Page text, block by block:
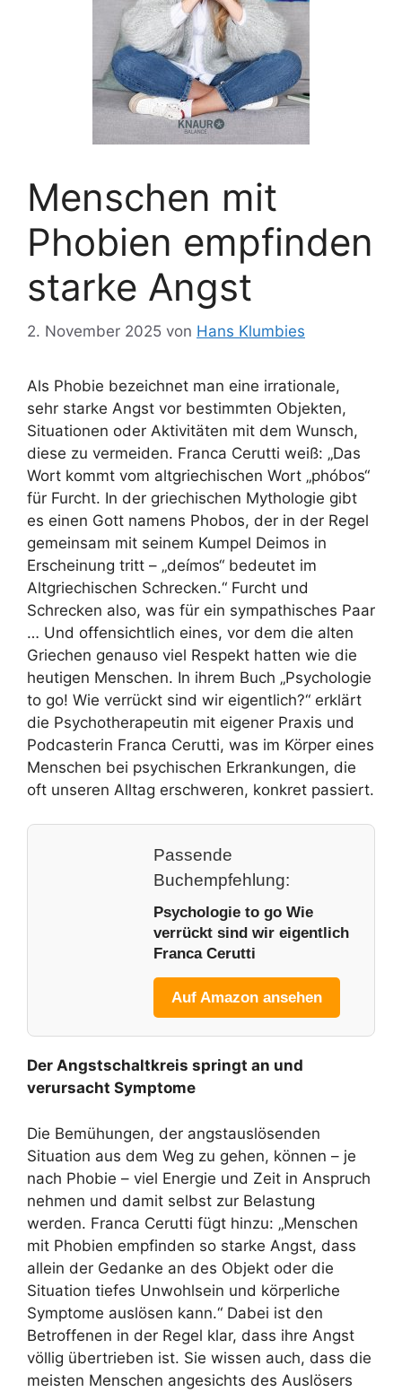
Menschen mit
Phobien empfinden
starke Angst
2. November 2025 von Hans Klumbies
Als Phobie bezeichnet man eine irrationale,
sehr starke Angst vor bestimmten Objekten,
Situationen oder Aktivitäten mit dem Wunsch,
diese zu vermeiden. Franca Cerutti weiß: „Das
Wort kommt vom altgriechischen Wort „phóbos“
für Furcht. In der griechischen Mythologie gibt
es einen Gott namens Phobos, der in der Regel
gemeinsam mit seinem Kumpel Deimos in
Erscheinung tritt – „deímos“ bedeutet im
Altgriechischen Schrecken.“ Furcht und
Schrecken also, was für ein sympathisches Paar
… Und offensichtlich eines, vor dem die alten
Griechen genauso viel Respekt hatten wie die
heutigen Menschen. In ihrem Buch „Psychologie
to go! Wie verrückt sind wir eigentlich?“ erklärt
die Psychotherapeutin mit eigener Praxis und
Podcasterin Franca Cerutti, was im Körper eines
Menschen bei psychischen Erkrankungen, die
oft unseren Alltag erschweren, konkret passiert.
Passende
Buchempfehlung:
Psychologie to go Wie
verrückt sind wir eigentlich
Franca Cerutti
Auf Amazon ansehen
Der Angstschaltkreis springt an und
verursacht Symptome
Die Bemühungen, der angstauslösenden
Situation aus dem Weg zu gehen, können – je
nach Phobie – viel Energie und Zeit in Anspruch
nehmen und damit selbst zur Belastung
werden. Franca Cerutti fügt hinzu: „Menschen
mit Phobien empfinden so starke Angst, dass
allein der Gedanke an des Objekt oder die
Situation tiefes Unwohlsein und körperliche
Symptome auslösen kann.“ Dabei ist den
Betroffenen in der Regel klar, dass ihre Angst
völlig übertrieben ist. Sie wissen auch, dass die
meisten Menschen angesichts des Auslösers